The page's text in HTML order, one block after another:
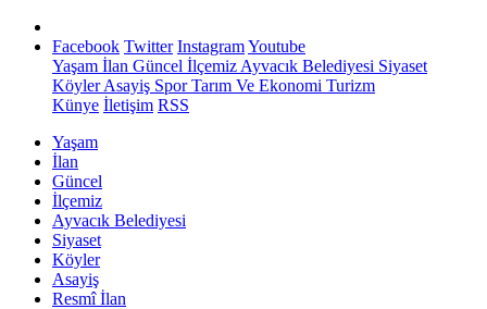
Facebook Twitter InstagramYoutube
Yaşam İlan Güncel İlçemiz Ayvacık Belediyesi Siyaset
KöylerAsayiş SporTarım Ve Ekonomi Turizm
Künye İletişim RSS
Yaşam
İlan
Güncel
İlçemiz
Ayvacık Belediyesi
Siyaset
Köyler
Asayiş
Resmî İlan